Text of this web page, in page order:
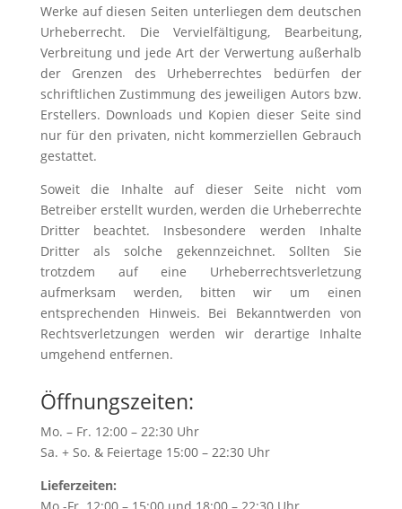
Werke auf diesen Seiten unterliegen dem deutschen
Urheberrecht. Die Vervielfältigung, Bearbeitung,
Verbreitung und jede Art der Verwertung außerhalb
der Grenzen des Urheberrechtes bedürfen der
schriftlichen Zustimmung des jeweiligen Autors bzw.
Erstellers. Downloads und Kopien dieser Seite sind
nur für den privaten, nicht kommerziellen Gebrauch
gestattet.
Soweit die Inhalte auf dieser Seite nicht vom
Betreiber erstellt wurden, werden die Urheberrechte
Dritter beachtet. Insbesondere werden Inhalte
Dritter als solche gekennzeichnet. Sollten Sie
trotzdem auf eine Urheberrechtsverletzung
aufmerksam werden, bitten wir um einen
entsprechenden Hinweis. Bei Bekanntwerden von
Rechtsverletzungen werden wir derartige Inhalte
umgehend entfernen.
Öffnungszeiten:
Mo. – Fr. 12:00 – 22:30 Uhr
Sa. + So. & Feiertage 15:00 – 22:30 Uhr
Lieferzeiten: